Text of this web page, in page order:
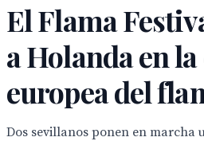
El Flama
a Holanda en
europea del
Dos sevillanos ponen en marcha